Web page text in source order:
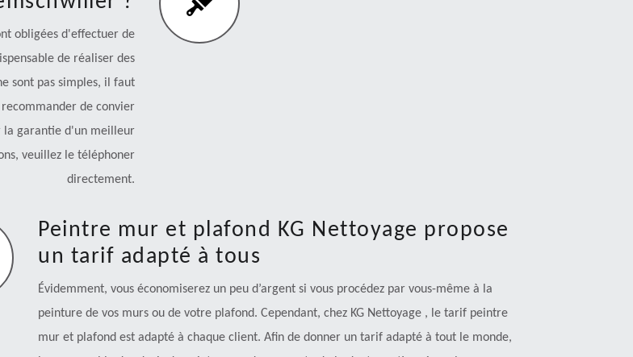
obligées d'effectuer de
de réaliser des
sont pas simples, il faut
de convier
la garantie d'un meilleur
veuillez le téléphoner
directement.
Peintre mur et plafond KG Nettoyage propose
un tarif adapté à tous
Évidemment, vous économiserez un peu d’argent si vous procédez par vous-même à la
peinture de vos murs ou de votre plafond. Cependant, chez KG Nettoyage , le tarif peintre
mur et plafond est adapté à chaque client. Afin de donner un tarif adapté à tout le monde,